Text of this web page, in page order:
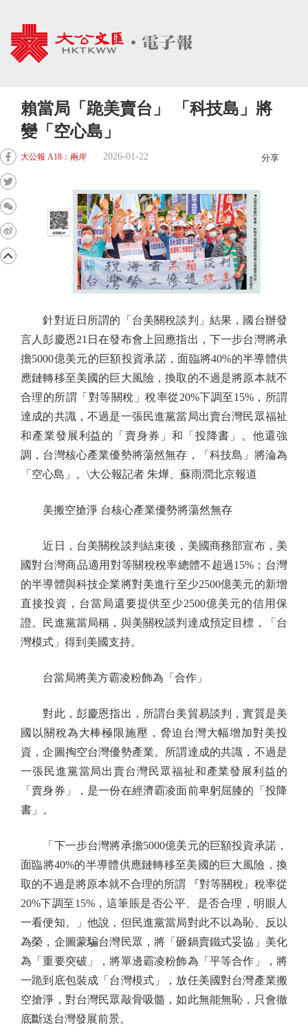
賴當局「跪美賣台」 「科技島」將
變「空心島」
大公報 A18：兩岸 2026-01-22 分享
針對近日所謂的「台美關稅談判」結果，國台辦發
言人彭慶恩21日在發布會上回應指出，下一步台灣將承
擔5000億美元的巨額投資承諾，面臨將40%的半導體供
應鏈轉移至美國的巨大風險，換取的不過是將原本就不
合理的所謂「對等關稅」稅率從20%下調至15%，所謂
達成的共識，不過是一張民進黨當局出賣台灣民眾福祉
和產業發展利益的「賣身券」和「投降書」。他還強
調，台灣核心產業優勢將蕩然無存，「科技島」將淪為
「空心島」。\大公報記者 朱燁、蘇雨潤北京報道
美搬空搶淨 台核心產業優勢將蕩然無存
近日，台美關稅談判結束後，美國商務部宣布，美
國對台灣商品適用對等關稅稅率總體不超過15%；台灣
的半導體與科技企業將對美進行至少2500億美元的新增
直接投資，台當局還要提供至少2500億美元的信用保
證。民進黨當局稱，與美關稅談判達成預定目標，「台
灣模式」得到美國支持。
台當局將美方霸凌粉飾為「合作」
對此，彭慶恩指出，所謂台美貿易談判，實質是美
國以關稅為大棒極限施壓，脅迫台灣大幅增加對美投
資，企圖掏空台灣優勢產業。所謂達成的共識，不過是
一張民進黨當局出賣台灣民眾福祉和產業發展利益的
「賣身券」，是一份在經濟霸凌面前卑躬屈膝的「投降
書」。
「下一步台灣將承擔5000億美元的巨額投資承諾，
面臨將40%的半導體供應鏈轉移至美國的巨大風險，換
取的不過是將原本就不合理的所謂 『對等關稅』稅率從
20%下調至15%，這筆賬是否公平、是否合理，明眼人
一看便知。」他說，但民進黨當局對此不以為恥、反以
為榮，企圖蒙騙台灣民眾，將「砸鍋賣鐵式妥協」美化
為「重要突破」，將單邊霸凌粉飾為「平等合作」，將
一跪到底包裝成「台灣模式」，放任美國對台灣產業搬
空搶淨，對台灣民眾敲骨吸髓，如此無能無恥，只會徹
底斷送台灣發展前景。